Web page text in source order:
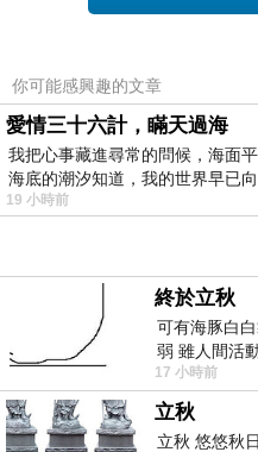
⊕★天絲健康環保 絲柔
⊕100＆#37;天絲自然舒
⊕適合敏感性膚質 溫潤
你可能感興趣的文章
愛情三十六計，瞞天過海
我把心事藏進尋常的問候，海面
海底的潮汐知道，我的世界早已向
19 小時前
終於立秋
可有海豚白
弱 雖人間活
者 只能白白
17 小時前
立秋
立秋 悠悠秋